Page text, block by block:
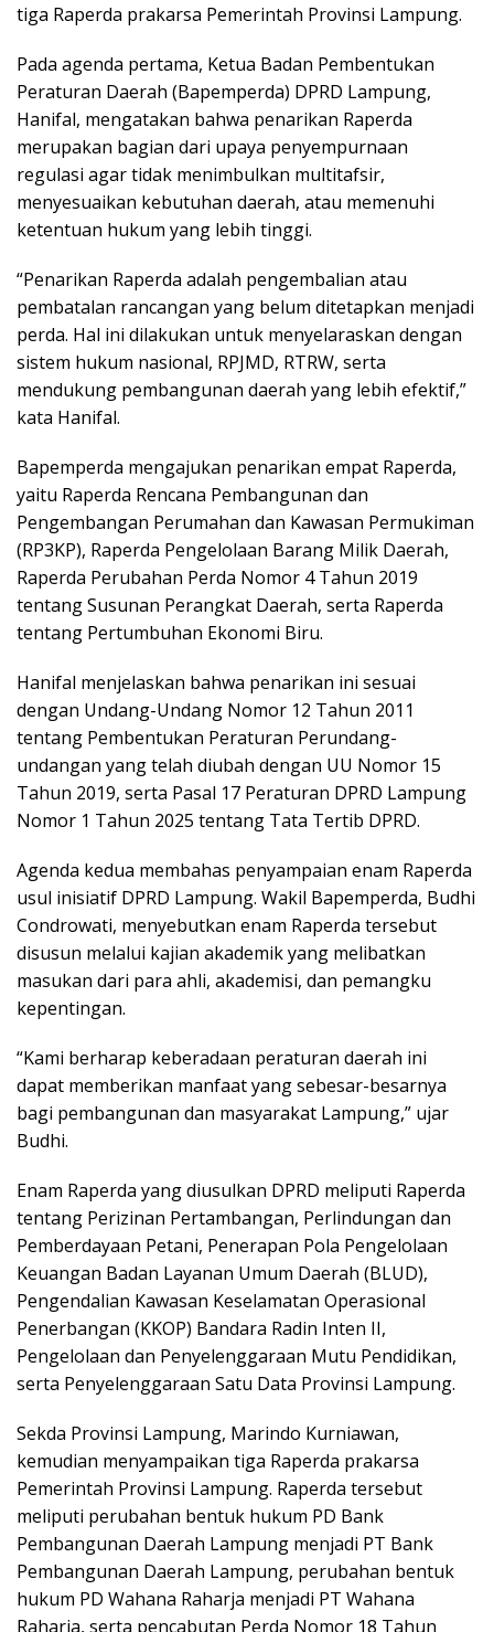
tiga Raperda prakarsa Pemerintah Provinsi Lampung.
Pada agenda pertama, Ketua Badan Pembentukan
Peraturan Daerah (Bapemperda) DPRD Lampung,
Hanifal, mengatakan bahwa penarikan Raperda
merupakan bagian dari upaya penyempurnaan
regulasi agar tidak menimbulkan multitafsir,
menyesuaikan kebutuhan daerah, atau memenuhi
ketentuan hukum yang lebih tinggi.
“Penarikan Raperda adalah pengembalian atau
pembatalan rancangan yang belum ditetapkan menjadi
perda. Hal ini dilakukan untuk menyelaraskan dengan
sistem hukum nasional, RPJMD, RTRW, serta
mendukung pembangunan daerah yang lebih efektif,”
kata Hanifal.
Bapemperda mengajukan penarikan empat Raperda,
yaitu Raperda Rencana Pembangunan dan
Pengembangan Perumahan dan Kawasan Permukiman
(RP3KP), Raperda Pengelolaan Barang Milik Daerah,
Raperda Perubahan Perda Nomor 4 Tahun 2019
tentang Susunan Perangkat Daerah, serta Raperda
tentang Pertumbuhan Ekonomi Biru.
Hanifal menjelaskan bahwa penarikan ini sesuai
dengan Undang-Undang Nomor 12 Tahun 2011
tentang Pembentukan Peraturan Perundang-
undangan yang telah diubah dengan UU Nomor 15
Tahun 2019, serta Pasal 17 Peraturan DPRD Lampung
Nomor 1 Tahun 2025 tentang Tata Tertib DPRD.
Agenda kedua membahas penyampaian enam Raperda
usul inisiatif DPRD Lampung. Wakil Bapemperda, Budhi
Condrowati, menyebutkan enam Raperda tersebut
disusun melalui kajian akademik yang melibatkan
masukan dari para ahli, akademisi, dan pemangku
kepentingan.
“Kami berharap keberadaan peraturan daerah ini
dapat memberikan manfaat yang sebesar-besarnya
bagi pembangunan dan masyarakat Lampung,” ujar
Budhi.
Enam Raperda yang diusulkan DPRD meliputi Raperda
tentang Perizinan Pertambangan, Perlindungan dan
Pemberdayaan Petani, Penerapan Pola Pengelolaan
Keuangan Badan Layanan Umum Daerah (BLUD),
Pengendalian Kawasan Keselamatan Operasional
Penerbangan (KKOP) Bandara Radin Inten II,
Pengelolaan dan Penyelenggaraan Mutu Pendidikan,
serta Penyelenggaraan Satu Data Provinsi Lampung.
Sekda Provinsi Lampung, Marindo Kurniawan,
kemudian menyampaikan tiga Raperda prakarsa
Pemerintah Provinsi Lampung. Raperda tersebut
meliputi perubahan bentuk hukum PD Bank
Pembangunan Daerah Lampung menjadi PT Bank
Pembangunan Daerah Lampung, perubahan bentuk
hukum PD Wahana Raharja menjadi PT Wahana
Raharja, serta pencabutan Perda Nomor 18 Tahun